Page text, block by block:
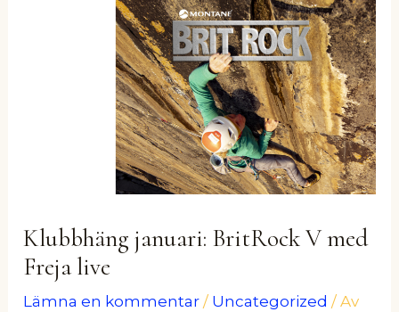
Klubbhäng januari: BritRock V med
Freja live
Lämna en kommentar / Uncategorized / Av